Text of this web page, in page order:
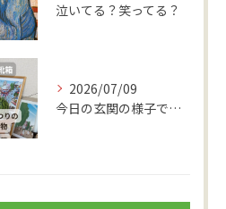
泣いてる？笑ってる？
2026/07/09
今日の玄関の様子です。